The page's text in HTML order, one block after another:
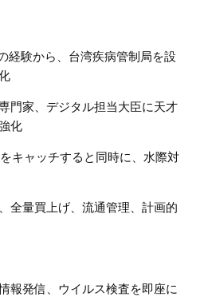
経験から、台湾疾病管制局を設
門家、デジタル担当大臣に天才
化
キャッチすると同時に、水際対
全量買上げ、流通管理、計画的
報発信、ウイルス検査を即座に